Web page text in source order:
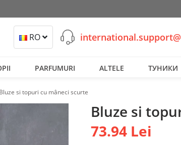
RO
PARFUMURI ALTELE ТУНИКИ
Bluze si topuri cu mâneci scurte
Bluze si
73.94 Lei